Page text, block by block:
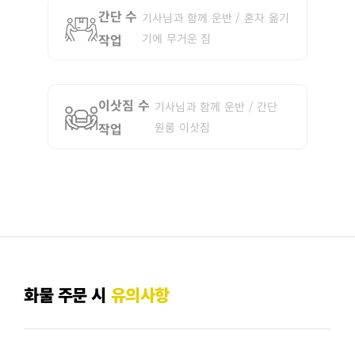
간단 수
작업
기사님과 함께 운반 / 혼자 옮기
기에 무거운 짐
이삿짐 수
작업
기사님과 함께 운반 / 간단
원룸 이삿짐
화물 주문 시 유의사항